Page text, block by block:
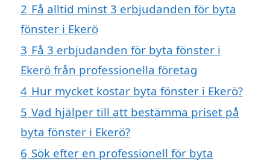
2 Få alltid minst 3 erbjudanden för byta
fönster i Ekerö
3 Få 3 erbjudanden för byta fönster i
Ekerö från professionella företag
4 Hur mycket kostar byta fönster i Ekerö?
5 Vad hjälper till att bestämma priset på
byta fönster i Ekerö?
6 Sök efter en professionell för byta